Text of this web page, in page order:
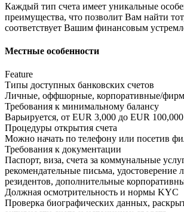
Каждый тип счета имеет уникальные
преимущества, что позволит Вам найти
соответствует Вашим финансовым
Местные особенности
Feature
Типы доступных банковских счетов
Личные, оффшорные, корпоративные/
Требования к минимальному балансу
Варьируется, от EUR 3,000 до EUR 100,000
Процедуры открытия счета
Можно начать по телефону или посетив
Требования к документации
Паспорт, виза, счета за коммунальные
рекомендательные письма,
резидентов, дополнительные
Должная осмотрительность и нормы KYC
Проверка биографических данных,